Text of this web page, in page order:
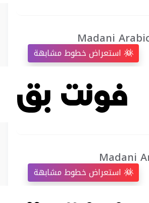
Madani
Madani